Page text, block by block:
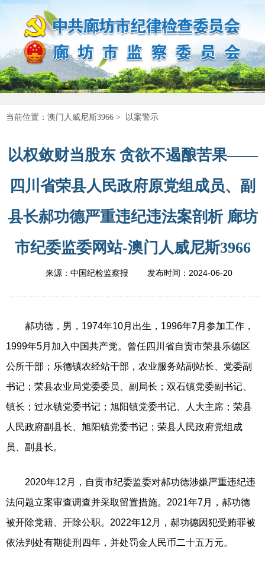
当前位置： 澳门人威尼斯3966 > 以案警示
以权敛财当股东 贪欲不遏酿苦果——
四川省荣县人民政府原党组成员、副
县长郝功德严重违纪违法案剖析 廊坊
市纪委监委网站-澳门人威尼斯3966
来源：中国纪检监察报 发布时间： 2024-06-20
郝功德，男，1974年10月出生，1996年7月参加工作，
1999年5月加入中国共产党。曾任四川省自贡市荣县乐德区
公所干部；乐德镇农经站干部，农业服务站副站长、党委副
书记；荣县农业局党委委员、副局长；双石镇党委副书记、
镇长；过水镇党委书记；旭阳镇党委书记、人大主席；荣县
人民政府副县长、旭阳镇党委书记；荣县人民政府党组成
员、副县长。
2020年12月，自贡市纪委监委对郝功德涉嫌严重违纪违
法问题立案审查调查并采取留置措施。2021年7月，郝功德
被开除党籍、开除公职。2022年12月，郝功德因犯受贿罪被
依法判处有期徒刑四年，并处罚金人民币二十五万元。